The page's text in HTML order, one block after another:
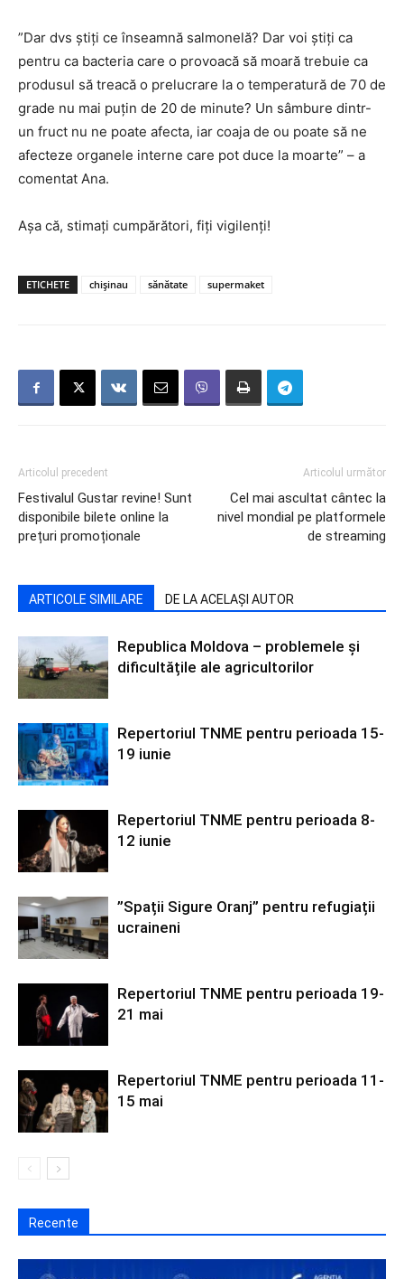
”Dar dvs știți ce înseamnă salmonelă? Dar voi știți ca
pentru ca bacteria care o provoacă să moară trebuie ca
produsul să treacă o prelucrare la o temperatură de 70 de
grade nu mai puțin de 20 de minute? Un sâmbure dintr-
un fruct nu ne poate afecta, iar coaja de ou poate să ne
afecteze organele interne care pot duce la moarte” – a
comentat Ana.
Așa că, stimați cumpărători, fiți vigilenți!
ETICHETE chișinau sănătate supermaket
Articolul precedent
Festivalul Gustar revine! Sunt
disponibile bilete online la
prețuri promoționale
Articolul următor
Cel mai ascultat cântec la
nivel mondial pe platformele
de streaming
ARTICOLE SIMILARE DE LA ACELAȘI AUTOR
Republica Moldova – problemele și
dificultățile ale agricultorilor
Repertoriul TNME pentru perioada 15-
19 iunie
Repertoriul TNME pentru perioada 8-
12 iunie
”Spații Sigure Oranj” pentru refugiații
ucraineni
Repertoriul TNME pentru perioada 19-
21 mai
Repertoriul TNME pentru perioada 11-
15 mai
Recente